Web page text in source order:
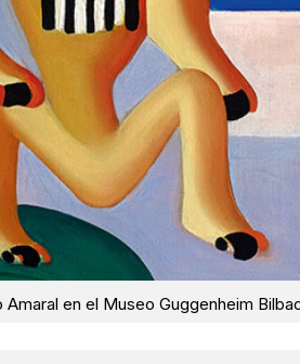
en el Museo Guggenheim